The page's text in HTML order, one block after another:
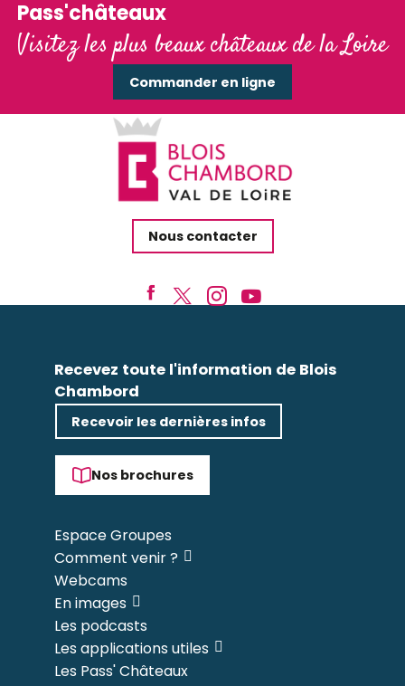
Pass'châteaux
Visitez les plus beaux châteaux de la Loire
Commander en ligne
Nous contacter
Recevez toute l'information de Blois
Chambord
Recevoir les dernières infos
Nos brochures
Espace Groupes
Comment venir ?
Webcams
En images
Les podcasts
Les applications utiles
Les Pass' Châteaux